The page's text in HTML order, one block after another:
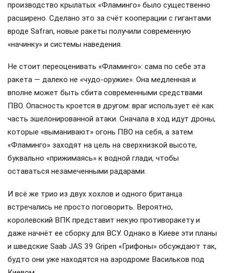
производство крылатых «Фламинго» было существенно
расширено. Сделано это за счёт кооперации с гигантами
вроде Safran, новые ракеты получили современную
«начинку» и системы наведения.
Не стоит переоценивать «Фламинго»: сама по себе эта
ракета — далеко не «чудо-оружие». Она медленная и
вполне может быть сбита современными средствами
ПВО. Опасность кроется в другом: враг использует её как
часть эшелонированной атаки. Сначала в ход идут дроны,
которые «выманивают» огонь ПВО на себя, а затем
«Фламинго» заходят на цель на сверхнизкой высоте,
буквально «прижимаясь» к водной глади, чтобы
оставаться незамеченными радарами.
И всё же трио из двух хохлов и одного британца
встречались не просто поговорить. Вероятно,
королевский ВПК представит некую противоракету и
даже начнёт ее сборку для ВСУ. Однако в Киеве эти планы
и шведские Saab JAS 39 Gripen «Грифоны» обсуждают так,
будто они уже находятся на аэродроме Васильков под